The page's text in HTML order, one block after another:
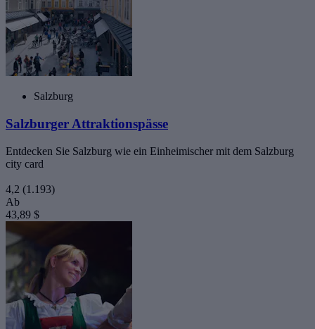
Salzburg
Salzburger Attraktionspässe
Entdecken Sie Salzburg wie ein Einheimischer mit dem Salzburg
city card
4,2 (1.193)
Ab
43,89 $